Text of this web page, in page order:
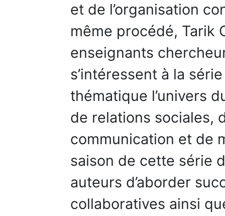
et de l’organisation
même procédé, Tarik
enseignants
s’intéressent à la
thématique l’univers
de relations sociales,
communication et de
saison de cette série
auteurs d’aborder
collaboratives ainsi